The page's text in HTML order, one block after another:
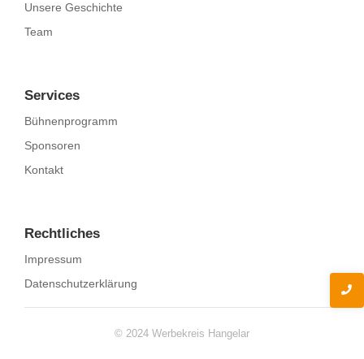
Unsere Geschichte
Team
Services
Bühnenprogramm
Sponsoren
Kontakt
Rechtliches
Impressum
Datenschutzerklärung
© 2024 Werbekreis Hangelar